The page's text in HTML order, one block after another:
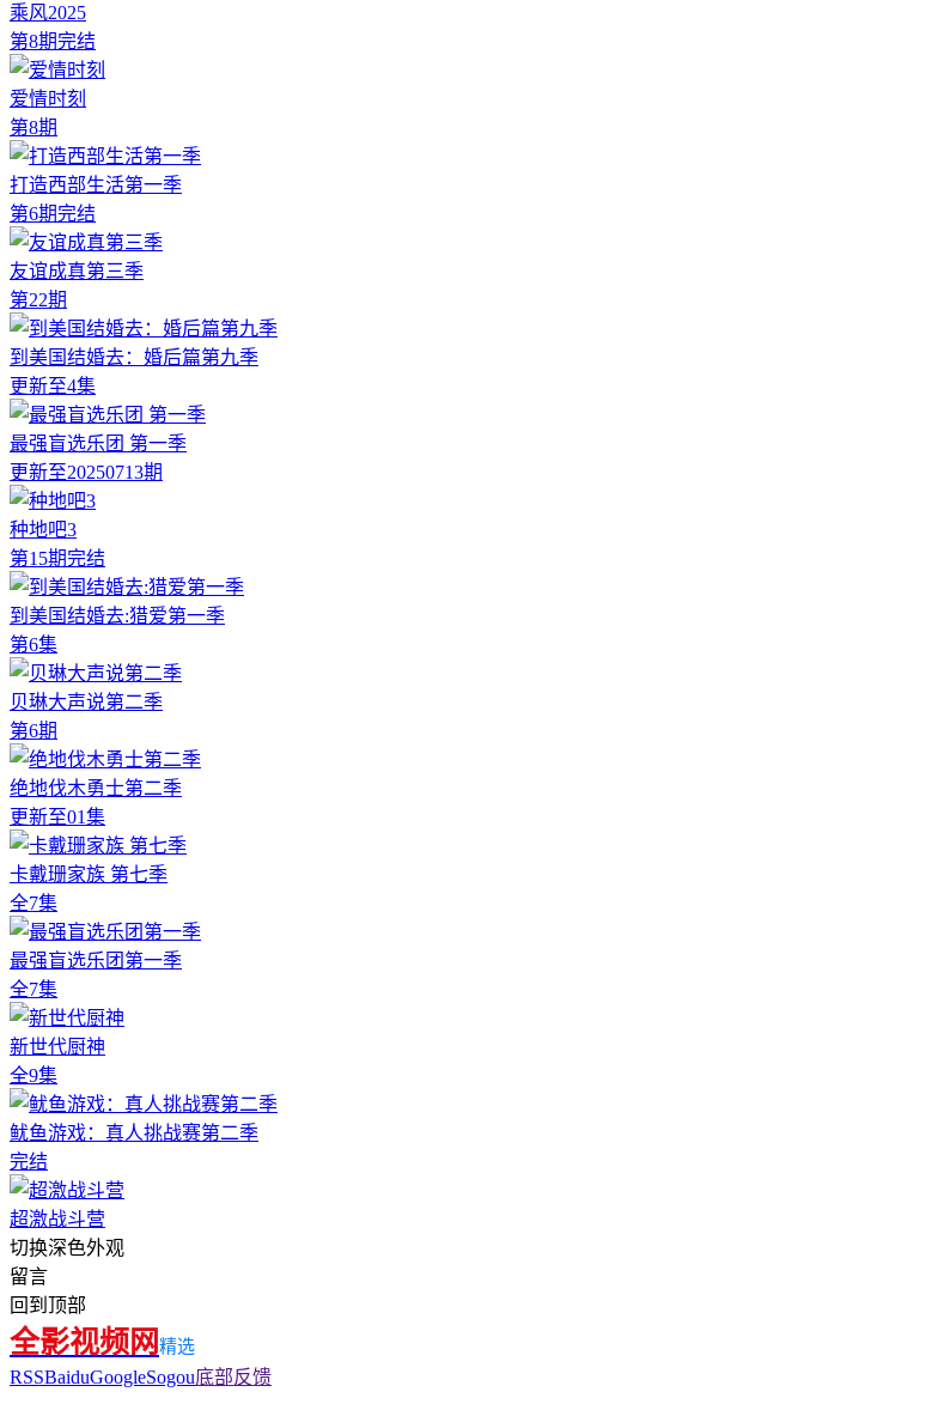
乘风2025
第8期完结
爱情时刻
第8期
打造西部生活第一季
第6期完结
友谊成真第三季
第22期
到美国结婚去：婚后篇第九季
更新至4集
最强盲选乐团 第一季
更新至20250713期
种地吧3
第15期完结
到美国结婚去:猎爱第一季
第6集
贝琳大声说第二季
第6期
绝地伐木勇士第二季
更新至01集
卡戴珊家族 第七季
全7集
最强盲选乐团第一季
全7集
新世代厨神
全9集
鱿鱼游戏：真人挑战赛第二季
完结
超激战斗营
切换深色外观
留言
回到顶部
全影视频网 精选
RSSBaiduGoogleSogou底部反馈